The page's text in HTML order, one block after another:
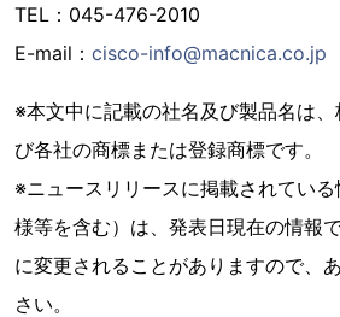
TEL：045-476-2010
E-mail： cisco-info@macnica.co.jp
※本文中に記載の社名及び製品名は
び各社の商標または登録商標です。
※ニュースリリースに掲載されてい
様等を含む）は、発表日現在の情報
に変更されることがありますので、
さい。